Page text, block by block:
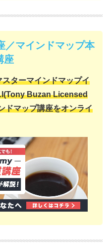
／マインドマップ本
座
スターマインドマップイ
Buzan Licensed
ドマップ講座をオンライ